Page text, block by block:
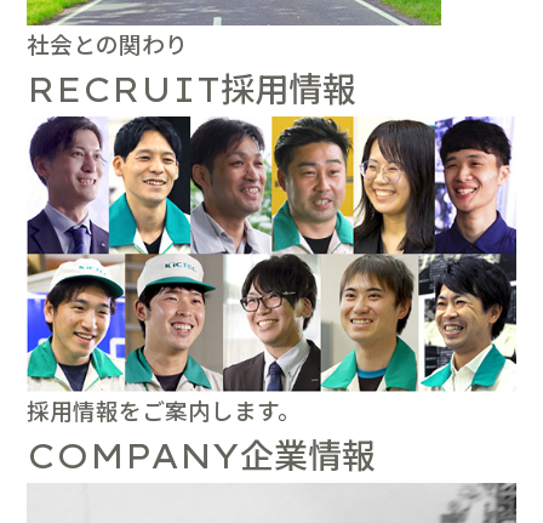
社会との関わり
RECRUIT採用情報
採用情報をご案内します。
COMPANY企業情報